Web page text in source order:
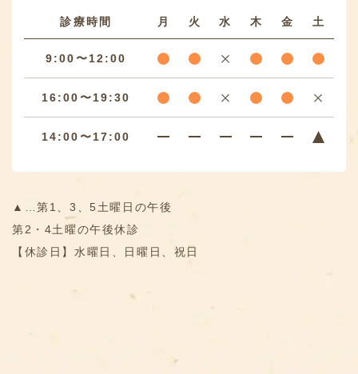
診療時間 月 火 水 木 金 土
9:00〜12:00
16:00〜19:30
14:00〜17:00
▲…第1、3、5土曜日の午後
第2・4土曜の午後休診
【休診日】水曜日、日曜日、祝日